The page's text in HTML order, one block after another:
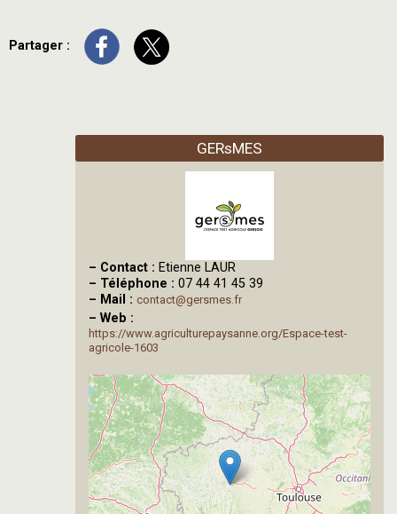
Partager :
GERsMES
– Contact : Etienne LAUR
– Téléphone : 07 44 41 45 39
– Mail : contact@gersmes.fr
– Web :
https://www.agriculturepaysanne.org/Espace-test-
agricole-1603